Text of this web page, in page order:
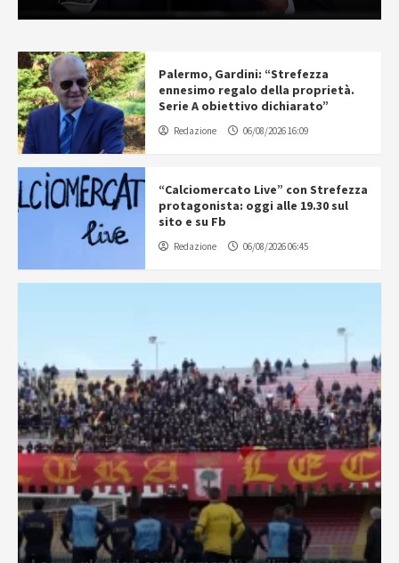
Palermo, Gardini: “Strefezza
ennesimo regalo della proprietà.
Serie A obiettivo dichiarato”
Redazione 06/08/2026 16:09
“Calciomercato Live” con Strefezza
protagonista: oggi alle 19.30 sul
sito e su Fb
Redazione 06/08/2026 06:45